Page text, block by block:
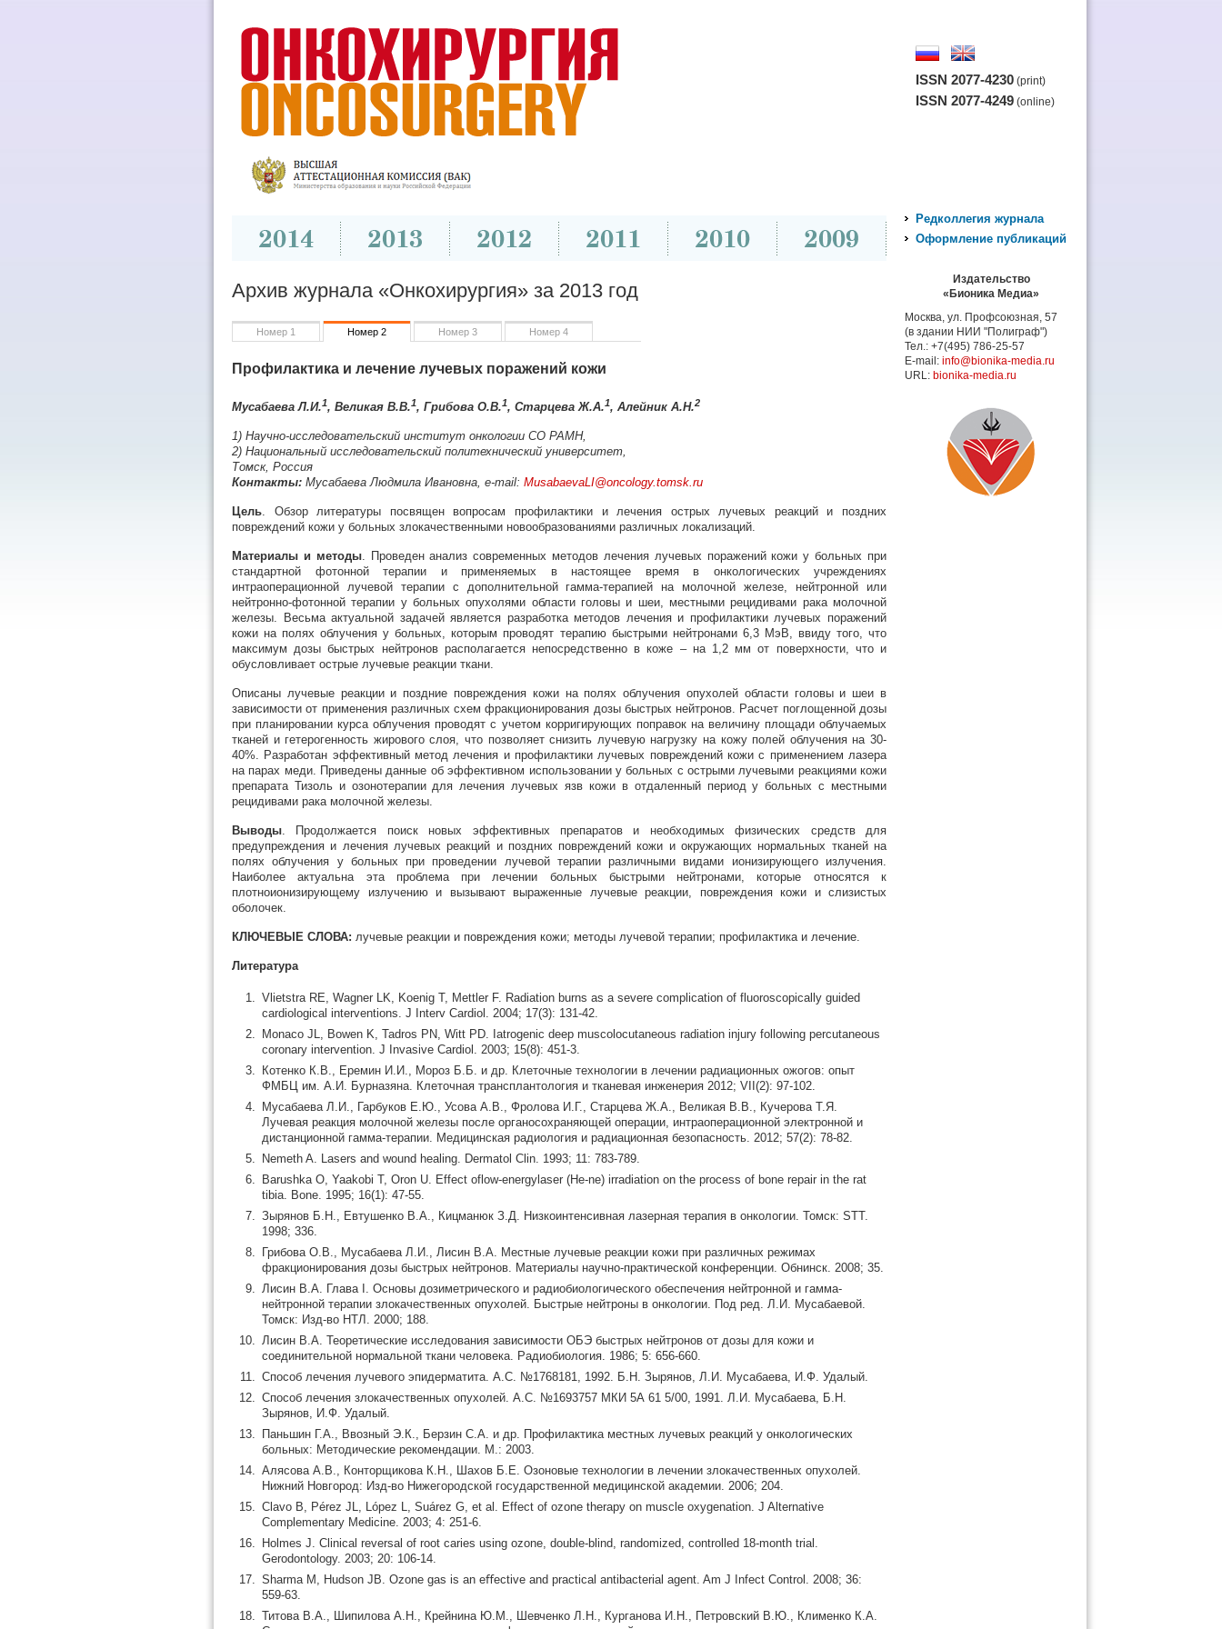
ISSN 2077-4230 (print)
ISSN 2077-4249 (online)
Архив журнала «Онкохирургия» за 2013 год
Номер 1 Номер 2 Номер 3 Номер 4
Профилактика и лечение лучевых поражений кожи
Мусабаева Л.И.1, Великая В.В.1, Грибова О.В.1, Старцева Ж.А.1, Алейник А.Н.2
1) Научно-исследовательский институт онкологии СО РАМН,
2) Национальный исследовательский политехнический университет,
Томск, Россия
Контакты: Мусабаева Людмила Ивановна, e-mail: MusabaevaLI@oncology.tomsk.ru
Цель. Обзор литературы посвящен вопросам профилактики и лечения острых лучевых реакций и поздних
повреждений кожи у больных злокачественными новообразованиями различных локализаций.
Материалы и методы. Проведен анализ современных методов лечения лучевых поражений кожи у больных при
стандартной фотонной терапии и применяемых в настоящее время в онкологических учреждениях
интраоперационной лучевой терапии с дополнительной гамма-терапией на молочной железе, нейтронной или
нейтронно-фотонной терапии у больных опухолями области головы и шеи, местными рецидивами рака молочной
железы. Весьма актуальной задачей является разработка методов лечения и профилактики лучевых поражений
кожи на полях облучения у больных, которым проводят терапию быстрыми нейтронами 6,3 МэВ, ввиду того, что
максимум дозы быстрых нейтронов располагается непосредственно в коже – на 1,2 мм от поверхности, что и
обусловливает острые лучевые реакции ткани.
Описаны лучевые реакции и поздние повреждения кожи на полях облучения опухолей области головы и шеи в
зависимости от применения различных схем фракционирования дозы быстрых нейтронов. Расчет поглощенной дозы
при планировании курса облучения проводят с учетом корригирующих поправок на величину площади облучаемых
тканей и гетерогенность жирового слоя, что позволяет снизить лучевую нагрузку на кожу полей облучения на 30-
40%. Разработан эффективный метод лечения и профилактики лучевых повреждений кожи с применением лазера
на парах меди. Приведены данные об эффективном использовании у больных с острыми лучевыми реакциями кожи
препарата Тизоль и озонотерапии для лечения лучевых язв кожи в отдаленный период у больных с местными
рецидивами рака молочной железы.
Выводы. Продолжается поиск новых эффективных препаратов и необходимых физических средств для
предупреждения и лечения лучевых реакций и поздних повреждений кожи и окружающих нормальных тканей на
полях облучения у больных при проведении лучевой терапии различными видами ионизирующего излучения.
Наиболее актуальна эта проблема при лечении больных быстрыми нейтронами, которые относятся к
плотноионизирующему излучению и вызывают выраженные лучевые реакции, повреждения кожи и слизистых
оболочек.
КЛЮЧЕВЫЕ СЛОВА: лучевые реакции и повреждения кожи; методы лучевой терапии; профилактика и лечение.
Литература
Vlietstra RE, Wagner LK, Koenig T, Mettler F. Radiation burns as a severe complication of fluoroscopically guided
cardiological interventions. J Interv Cardiol. 2004; 17(3): 131-42.
Monaco JL, Bowen K, Tadros PN, Witt PD. Iatrogenic deep muscolocutaneous radiation injury following percutaneous
coronary intervention. J Invasive Cardiol. 2003; 15(8): 451-3.
Котенко К.В., Еремин И.И., Мороз Б.Б. и др. Клеточные технологии в лечении радиационных ожогов: опыт
ФМБЦ им. А.И. Бурназяна. Клеточная трансплантология и тканевая инженерия 2012; VII(2): 97-102.
Мусабаева Л.И., Гарбуков Е.Ю., Усова А.В., Фролова И.Г., Старцева Ж.А., Великая В.В., Кучерова Т.Я.
Лучевая реакция молочной железы после органосохраняющей операции, интраоперационной электронной и
дистанционной гамма-терапии. Медицинская радиология и радиационная безопасность. 2012; 57(2): 78-82.
Nemeth A. Lasers and wound healing. Dermatol Clin. 1993; 11: 783-789.
Barushka O, Yaakobi T, Oron U. Effect oflow-energylaser (He-ne) irradiation on the process of bone repair in the rat
tibia. Bone. 1995; 16(1): 47-55.
Зырянов Б.Н., Евтушенко В.А., Кицманюк З.Д. Низкоинтенсивная лазерная терапия в онкологии. Томск: STT.
1998; 336.
Грибова О.В., Мусабаева Л.И., Лисин В.А. Местные лучевые реакции кожи при различных режимах
фракционирования дозы быстрых нейтронов. Материалы научно-практической конференции. Обнинск. 2008; 35.
Лисин В.А. Глава I. Основы дозиметрического и радиобиологического обеспечения нейтронной и гамма-
нейтронной терапии злокачественных опухолей. Быстрые нейтроны в онкологии. Под ред. Л.И. Мусабаевой.
Томск: Изд-во НТЛ. 2000; 188.
Лисин В.А. Теоретические исследования зависимости ОБЭ быстрых нейтронов от дозы для кожи и
соединительной нормальной ткани человека. Радиобиология. 1986; 5: 656-660.
Способ лечения лучевого эпидерматита. А.С. №1768181, 1992. Б.Н. Зырянов, Л.И. Мусабаева, И.Ф. Удалый.
Способ лечения злокачественных опухолей. А.С. №1693757 МКИ 5А 61 5/00, 1991. Л.И. Мусабаева, Б.Н.
Зырянов, И.Ф. Удалый.
Паньшин Г.А., Ввозный Э.К., Берзин С.А. и др. Профилактика местных лучевых реакций у онкологических
больных: Методические рекомендации. М.: 2003.
Алясова А.В., Конторщикова К.Н., Шахов Б.Е. Озоновые технологии в лечении злокачественных опухолей.
Нижний Новгород: Изд-во Нижегородской государственной медицинской академии. 2006; 204.
Clavo B, Pérez JL, López L, Suárez G, et al. Effect of ozone therapy on muscle oxygenation. J Alternative
Complementary Medicine. 2003; 4: 251-6.
Holmes J. Clinical reversal of root caries using ozone, double-blind, randomized, controlled 18-month trial.
Gerodontology. 2003; 20: 106-14.
Sharma M, Hudson JB. Ozone gas is an eﬀective and practical antibacterial agent. Am J Infect Control. 2008; 36:
559-63.
Титова В.А., Шипилова А.Н., Крейнина Ю.М., Шевченко Л.Н., Курганова И.Н., Петровский В.Ю., Клименко К.А.
Редколлегия журнала
Оформление публикаций
Издательство
«Бионика Медиа»
Москва, ул. Профсоюзная, 57
(в здании НИИ "Полиграф")
Тел.: +7(495) 786-25-57
E-mail: info@bionika-media.ru
URL: bionika-media.ru